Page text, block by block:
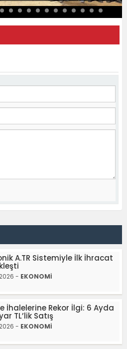
A.TR Sistemiyle İlk İhracat
- EKONOMİ
İhalelerine Rekor İlgi: 6 Ayda
TL’lik Satış
- EKONOMİ